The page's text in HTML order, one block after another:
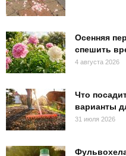
Осенняя
спешить
4 августа 2026
Что
варианты
31 июля 2026